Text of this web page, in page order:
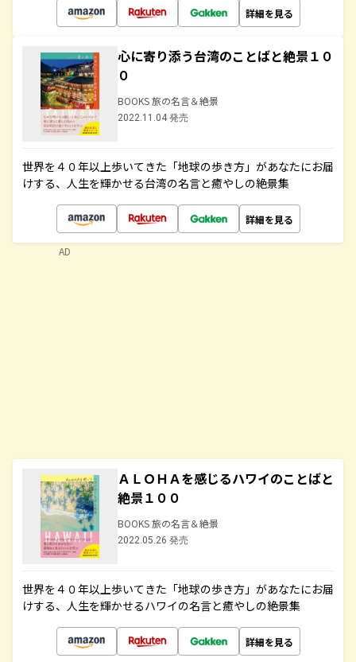
詳細を見る
心に寄り添う台湾のことばと絶景１０
０
BOOKS 旅の名言＆絶景
2022.11.04 発売
世界を４０年以上歩いてきた「地球の歩き方」があなたにお届
けする、人生を輝かせる台湾の名言と癒やしの絶景集
詳細を見る
ＡＬＯＨＡを感じるハワイのことばと
絶景１００
BOOKS 旅の名言＆絶景
2022.05.26 発売
世界を４０年以上歩いてきた「地球の歩き方」があなたにお届
けする、人生を輝かせるハワイの名言と癒やしの絶景集
詳細を見る
AD